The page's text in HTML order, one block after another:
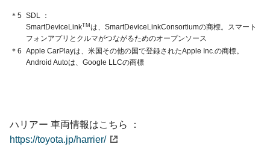
＊5 SDL
SmartDeviceLinkTM は、SmartDeviceLinkConsortiumの商標。スマート
フォンアプリとクルマがつながるためのオープンソース
＊6 Apple CarPlayは、米国その他の国で登録されたApple Inc.の商標。
Android Autoは、Google LLCの商標
ハリアー 車両情報はこちら
https://toyota.jp/harrier/